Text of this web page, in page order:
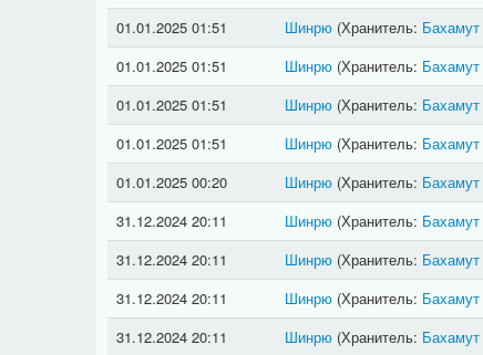
01.01.2025 01:51
Шинрю(Хранитель: Бахамут
01.01.2025 01:51
Шинрю(Хранитель: Бахамут
01.01.2025 01:51
Шинрю(Хранитель: Бахамут
01.01.2025 01:51
Шинрю(Хранитель: Бахамут
01.01.2025 00:20
Шинрю(Хранитель: Бахамут
31.12.2024 20:11
Шинрю(Хранитель: Бахамут
31.12.2024 20:11
Шинрю(Хранитель: Бахамут
31.12.2024 20:11
Шинрю(Хранитель: Бахамут
31.12.2024 20:11
Шинрю(Хранитель: Бахамут